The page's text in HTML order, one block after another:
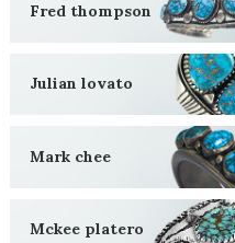
Fred thompson
Julian lovato
Mark chee
Mckee platero